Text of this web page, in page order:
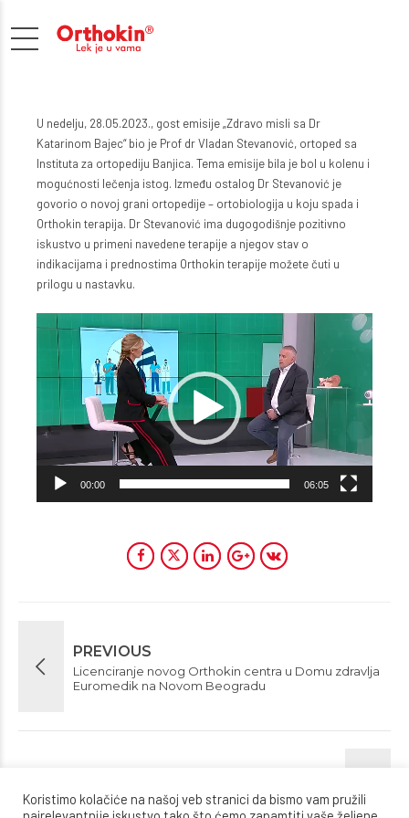
U nedelju, 28.05.2023., gost emisije „Zdravo misli sa Dr
Katarinom Bajec“ bio je Prof dr Vladan Stevanović, ortoped sa
Instituta za ortopediju Banjica. Tema emisije bila je bol u kolenu i
mogućnosti lečenja istog. Između ostalog Dr Stevanović je
govorio o novoj grani ortopedije – ortobiologija u koju spada i
Orthokin terapija. Dr Stevanović ima dugogodišnje pozitivno
iskustvo u primeni navedene terapije a njegov stav o
indikacijama i prednostima Orthokin terapije možete čuti u
prilogu u nastavku.
Pregledač
video
zapisa
00:00 06:05
PREVIOUS
Licenciranje novog Orthokin centra u Domu zdravlja
Euromedik na Novom Beogradu
Licenciranje novog Orthokin centra u poliklinici Da
Medika na Novom Beogradu
Koristimo kolačiće na našoj veb stranici da bismo vam pružili